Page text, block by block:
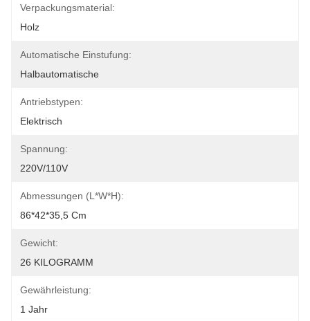
Verpackungsmaterial:
Holz
Automatische Einstufung:
Halbautomatische
Antriebstypen:
Elektrisch
Spannung:
220V/110V
Abmessungen (L*W*H):
86*42*35,5 Cm
Gewicht:
26 KILOGRAMM
Gewährleistung:
1 Jahr